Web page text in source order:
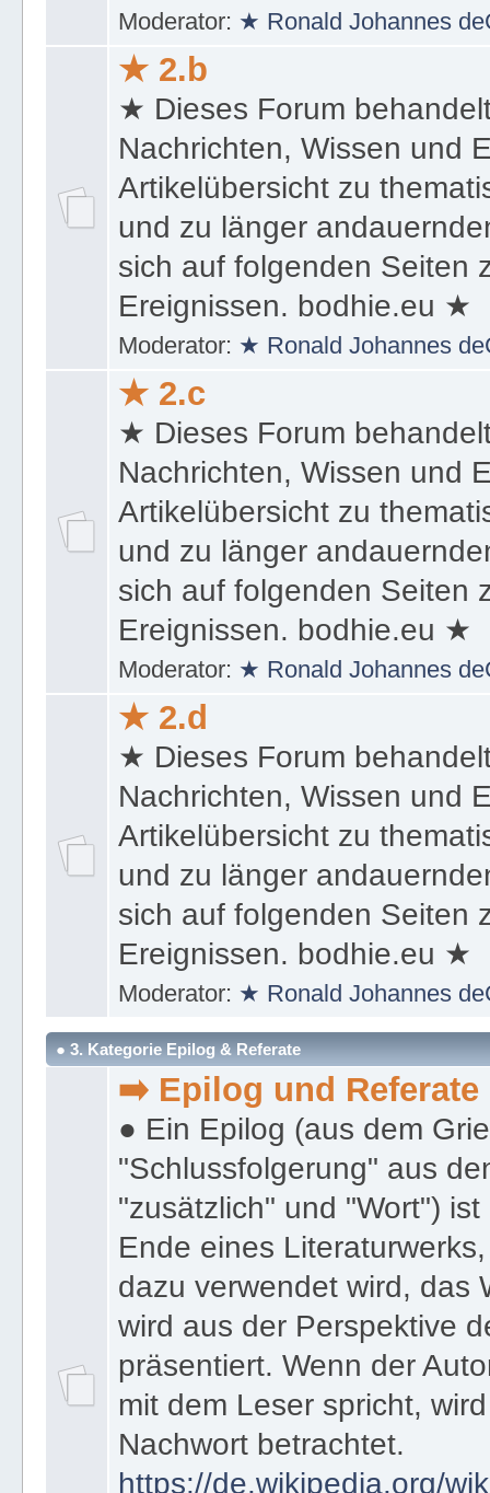
Moderator: ★ Ronald Johannes
★ 2.b
★ Dieses Forum
Nachrichten, Wissen und
Artikelübersicht zu
und zu länger
sich auf folgenden Seiten
Ereignissen. bodhie.eu ★
Moderator: ★ Ronald Johannes
★ 2.c
★ Dieses Forum
Nachrichten, Wissen und
Artikelübersicht zu
und zu länger
sich auf folgenden Seiten
Ereignissen. bodhie.eu ★
Moderator: ★ Ronald Johannes
★ 2.d
★ Dieses Forum
Nachrichten, Wissen und
Artikelübersicht zu
und zu länger
sich auf folgenden Seiten
Ereignissen. bodhie.eu ★
Moderator: ★ Ronald Johannes
● 3. Kategorie Epilog & Referate
➡️ Epilog und Referate
● Ein Epilog (aus dem
"Schlussfolgerung" aus
"zusätzlich" und "Wort")
Ende eines
dazu verwendet wird, das
wird aus der Perspektive
präsentiert. Wenn der
mit dem Leser spricht,
Nachwort betrachtet.
https://de.wikipedia.org/